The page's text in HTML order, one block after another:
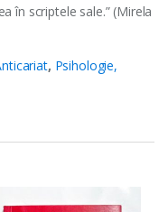
în scriptele sale.” (Mirela
, Psihologie,